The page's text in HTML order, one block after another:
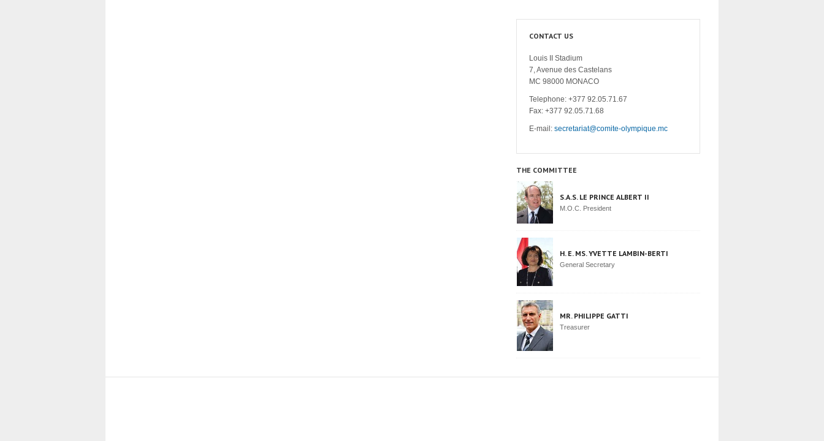
CONTACT US
Louis II Stadium
7, Avenue des Castelans
MC 98000 MONACO
Telephone: +377 92.05.71.67
Fax: +377 92.05.71.68
E-mail: secretariat@comite-olympique.mc
THE COMMITTEE
S.A.S. LE PRINCE ALBERT II
M.O.C. President
H. E. MS. YVETTE LAMBIN-BERTI
General Secretary
MR. PHILIPPE GATTI
Treasurer